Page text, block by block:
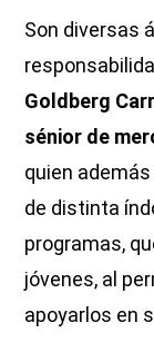
Son diversas
Goldberg
sénior de
quien
de distinta
programas,
jóvenes, al
apoyarlos en